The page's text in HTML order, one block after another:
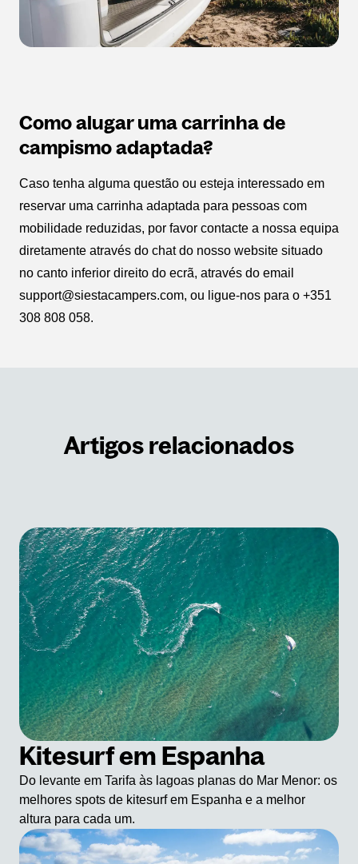
Como alugar uma carrinha de
campismo adaptada?
Caso tenha alguma questão ou esteja interessado em
reservar uma carrinha adaptada para pessoas com
mobilidade reduzidas, por favor contacte a nossa equipa
diretamente através do chat do nosso website situado
no canto inferior direito do ecrã, através do email
support@siestacampers.com, ou ligue-nos para o +351
308 808 058.
Artigos relacionados
Kitesurf em Espanha
Do levante em Tarifa às lagoas planas do Mar Menor: os
melhores spots de kitesurf em Espanha e a melhor
altura para cada um.